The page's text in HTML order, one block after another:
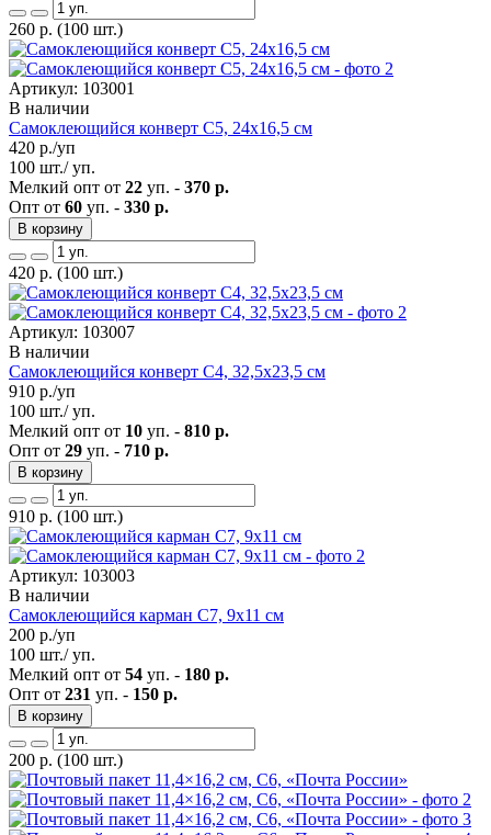
260 р. (100 шт.)
Артикул: 103001
В наличии
Самоклеющийся конверт С5, 24х16,5 см
420 р./уп
100 шт./ уп.
Мелкий опт от 22 уп. - 370 р.
Опт от 60 уп. - 330 р.
В корзину
420 р. (100 шт.)
Артикул: 103007
В наличии
Самоклеющийся конверт С4, 32,5х23,5 см
910 р./уп
100 шт./ уп.
Мелкий опт от 10 уп. - 810 р.
Опт от 29 уп. - 710 р.
В корзину
910 р. (100 шт.)
Артикул: 103003
В наличии
Самоклеющийся карман C7, 9х11 см
200 р./уп
100 шт./ уп.
Мелкий опт от 54 уп. - 180 р.
Опт от 231 уп. - 150 р.
В корзину
200 р. (100 шт.)